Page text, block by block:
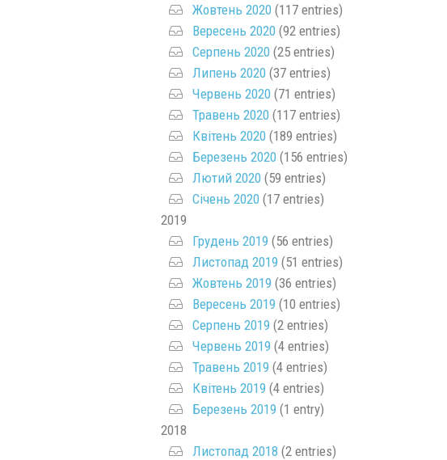
Жовтень 2020(117 entries)
Вересень 2020(92 entries)
Серпень 2020(25 entries)
Липень 2020(37 entries)
Червень 2020(71 entries)
Травень 2020(117 entries)
Квітень 2020(189 entries)
Березень 2020(156 entries)
Лютий 2020(59 entries)
Січень 2020(17 entries)
2019
Грудень 2019 (56 entries)
Листопад 2019 (51 entries)
Жовтень 2019 (36 entries)
Вересень 2019 (10 entries)
Серпень 2019 (2 entries)
Червень 2019 (4 entries)
Травень 2019 (4 entries)
Квітень 2019 (4 entries)
Березень 2019 (1 entry)
2018
Листопад 2018 (2 entries)